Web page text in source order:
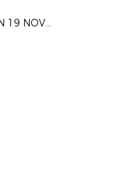
FESTIFOOT FEMININ 19 NOVEMBRE 2017